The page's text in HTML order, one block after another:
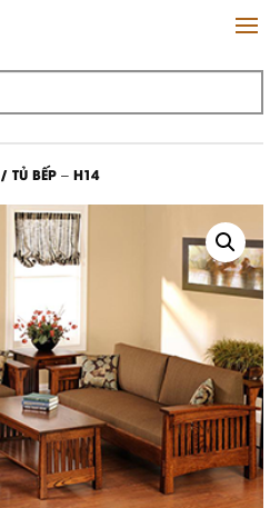
/ TỦ BẾP – H14